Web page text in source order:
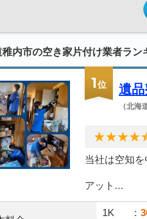
稚内市の空き家片付け業者ラン
1位 遺
（北海
当社は空知
アット...
1K